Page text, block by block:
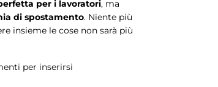
per i lavoratori, ma
di spostamento. Niente più
insieme le cose non sarà più
per inserirsi